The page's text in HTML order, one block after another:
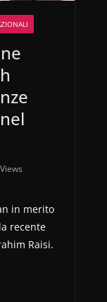
in merito
recente
Raisi.